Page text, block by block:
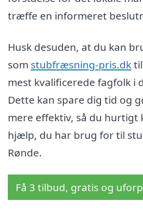
træffe en informeret
Husk desuden, at du kan
som stubfræsning-pris.dk
mest kvalificerede fagfolk i
Dette kan spare dig tid og
mere effektiv, så du hurtigt
hjælp, du har brug for til
Rønde.
Få 3 tilbud, gratis og